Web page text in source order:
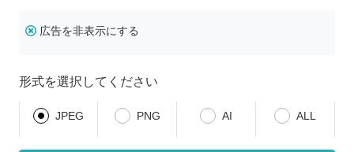
広告を非表示にする
形式を選択してください
JPEG PNG AI ALL